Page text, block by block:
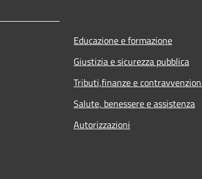
Educazione e formazione
Giustizia e sicurezza pubblica
Tributi,finanze e
Salute, benessere e assistenza
Autorizzazioni